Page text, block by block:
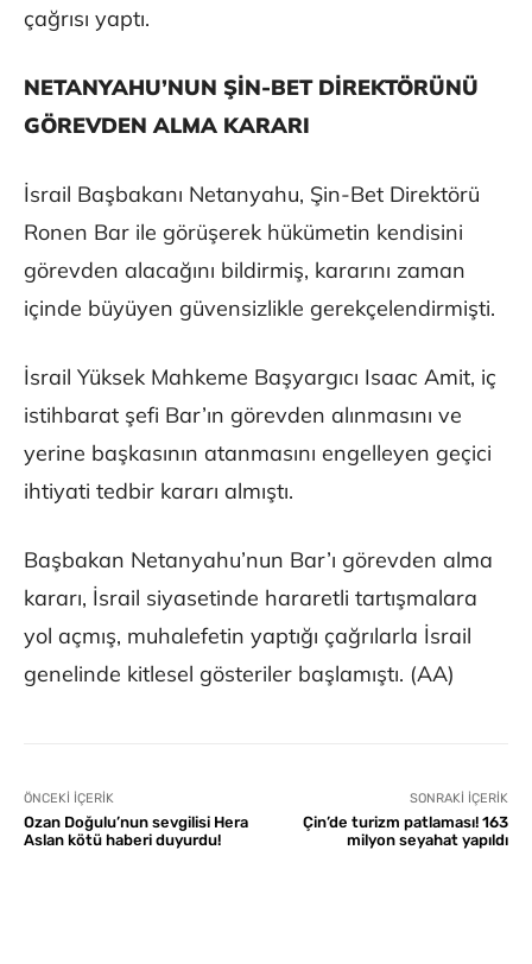
çağrısı yaptı.
NETANYAHU’NUN ŞİN-BET DİREKTÖRÜNÜ
GÖREVDEN ALMA KARARI
İsrail Başbakanı Netanyahu, Şin-Bet Direktörü
Ronen Bar ile görüşerek hükümetin kendisini
görevden alacağını bildirmiş, kararını zaman
içinde büyüyen güvensizlikle gerekçelendirmişti.
İsrail Yüksek Mahkeme Başyargıcı Isaac Amit, iç
istihbarat şefi Bar’ın görevden alınmasını ve
yerine başkasının atanmasını engelleyen geçici
ihtiyati tedbir kararı almıştı.
Başbakan Netanyahu’nun Bar’ı görevden alma
kararı, İsrail siyasetinde hararetli tartışmalara
yol açmış, muhalefetin yaptığı çağrılarla İsrail
genelinde kitlesel gösteriler başlamıştı. (AA)
ÖNCEKI İÇERIK
Ozan Doğulu’nun sevgilisi Hera
Aslan kötü haberi duyurdu!
SONRAKI İÇERIK
Çin’de turizm patlaması! 163
milyon seyahat yapıldı